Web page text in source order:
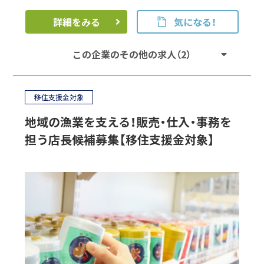
詳細をみる 気になる！
この企業のその他の求人（2）
移住支援金対象
地域の漁業を支える！販売・仕入・事務を
担う店長候補募集【移住支援金対象】